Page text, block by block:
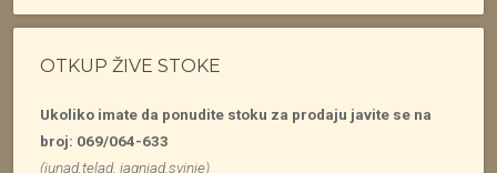
OTKUP ŽIVE STOKE
Ukoliko imate da ponudite stoku za prodaju javite se na
broj: 069/064-633
(junad,telad, jagnjad,svinje)